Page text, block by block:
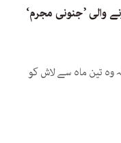
والی ’جنونی مجرم‘
وہ تین ماہ سے لاش کو